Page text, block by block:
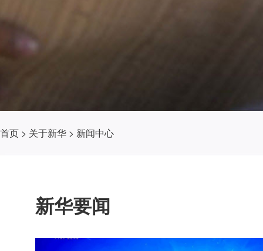
首页 > 关于新华 > 新闻中心
新华要闻